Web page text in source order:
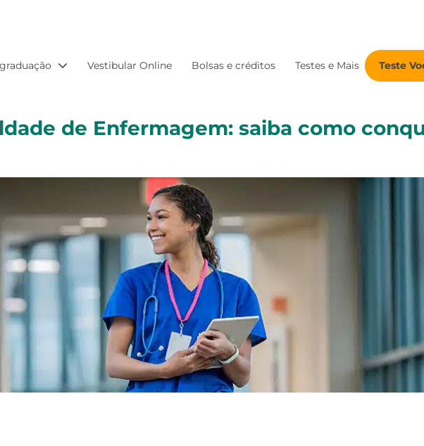
Vestibular Online Bolsas e créditos Testes e Mais Teste
de Enfermagem: saiba como